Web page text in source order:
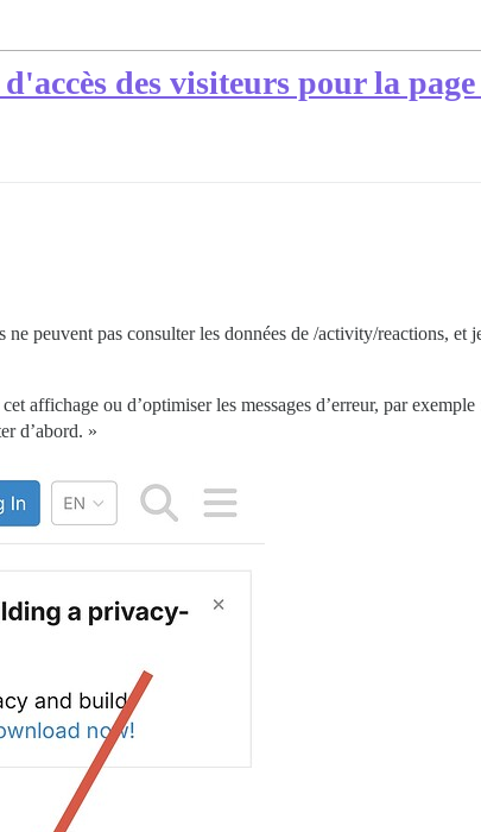
des visiteurs pour la
ne peuvent pas consulter les données de /activity/reactions, et
affichage ou d’optimiser les messages d’erreur, par
d’abord. »